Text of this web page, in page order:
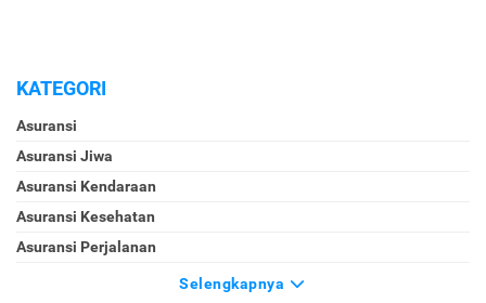
KATEGORI
Asuransi
Asuransi Jiwa
Asuransi Kendaraan
Asuransi Kesehatan
Asuransi Perjalanan
Selengkapnya